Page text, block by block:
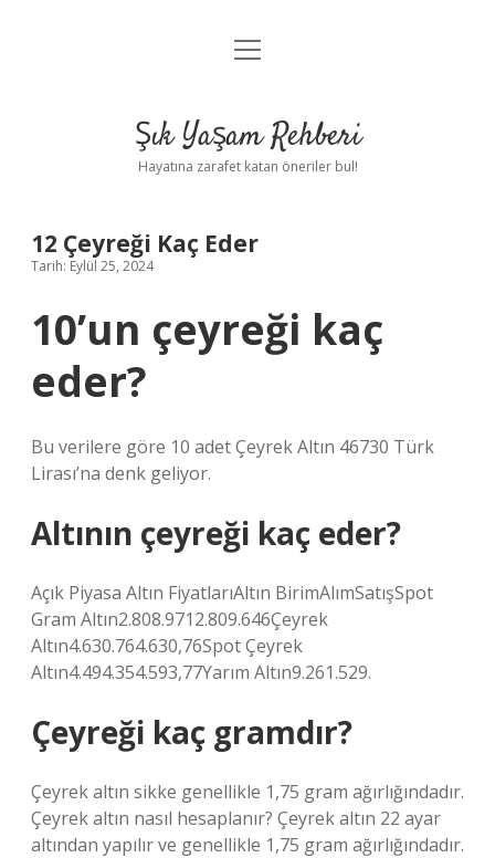
Anasayfa
Yasal Uyarı
menüyü
Şık Yaşam Rehberi
Hayatına zarafet katan öneriler bul!
12 Çeyreği Kaç Eder
Tarih: Eylül 25, 2024
10’un çeyreği kaç
eder?
Bu verilere göre 10 adet Çeyrek Altın 46730 Türk
Lirası’na denk geliyor.
Altının çeyreği kaç eder?
Açık Piyasa Altın FiyatlarıAltın BirimAlımSatışSpot
Gram Altın2.808.9712.809.646Çeyrek
Altın4.630.764.630,76Spot Çeyrek
Altın4.494.354.593,77Yarım Altın9.261.529.
Çeyreği kaç gramdır?
Çeyrek altın sikke genellikle 1,75 gram ağırlığındadır.
Çeyrek altın nasıl hesaplanır? Çeyrek altın 22 ayar
altından yapılır ve genellikle 1,75 gram ağırlığındadır.